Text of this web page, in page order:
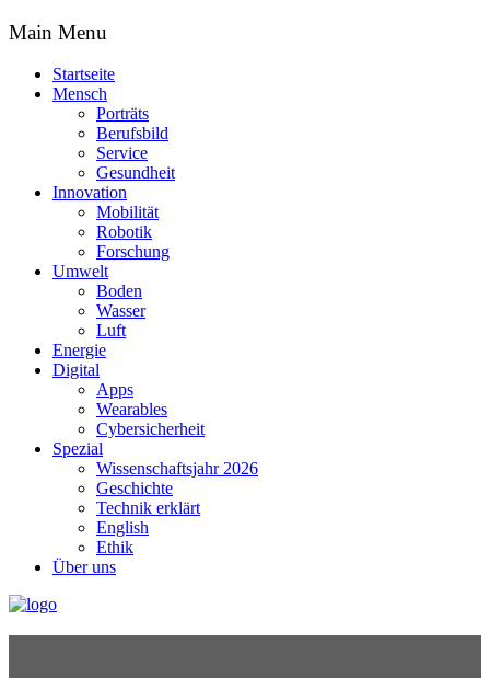
Main Menu
Startseite
Mensch
Porträts
Berufsbild
Service
Gesundheit
Innovation
Mobilität
Robotik
Forschung
Umwelt
Boden
Wasser
Luft
Energie
Digital
Apps
Wearables
Cybersicherheit
Spezial
Wissenschaftsjahr 2026
Geschichte
Technik erklärt
English
Ethik
Über uns